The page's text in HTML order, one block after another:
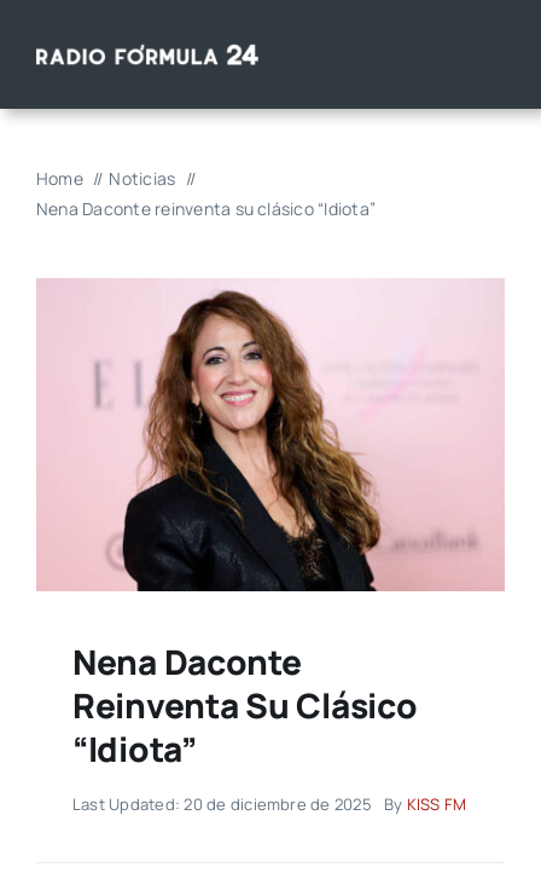
Home
Noticias
Nena Daconte reinventa su clásico “Idiota”
Nena Daconte
Reinventa Su Clásico
“Idiota”
Last Updated: 20 de diciembre de 2025 By KISS FM